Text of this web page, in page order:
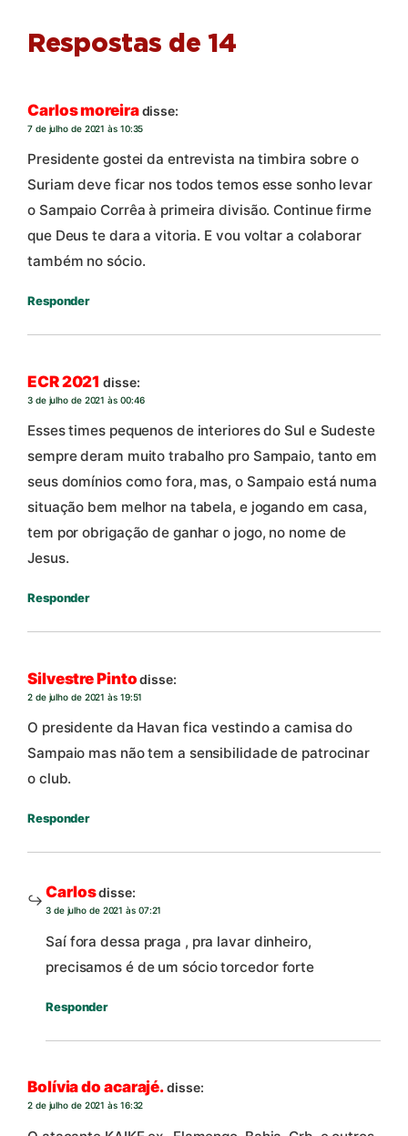
Respostas de 14
Carlos moreiradisse:
7 de julho de 2021 às 10:35
Presidente gostei da entrevista na timbira sobre o
Suriam deve ficar nos todos temos esse sonho levar
o Sampaio Corrêa à primeira divisão. Continue firme
que Deus te dara a vitoria. E vou voltar a colaborar
também no sócio.
Responder
ECR 2021 disse:
3 de julho de 2021 às 00:46
Esses times pequenos de interiores do Sul e Sudeste
sempre deram muito trabalho pro Sampaio, tanto em
seus domínios como fora, mas, o Sampaio está numa
situação bem melhor na tabela, e jogando em casa,
tem por obrigação de ganhar o jogo, no nome de
Jesus.
Responder
Silvestre Pinto disse:
2 de julho de 2021 às 19:51
O presidente da Havan fica vestindo a camisa do
Sampaio mas não tem a sensibilidade de patrocinar
o club.
Responder
Carlosdisse:
3 de julho de 2021 às 07:21
Saí fora dessa praga , pra lavar dinheiro,
precisamos é de um sócio torcedor forte
Responder
Bolívia do acarajé.disse:
2 de julho de 2021 às 16:32